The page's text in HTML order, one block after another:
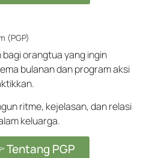
(PGP)
bagi orangtua yang ingin
bulanan dan program aksi
ritme, kejelasan, dan relasi
keluarga.
Tentang PGP